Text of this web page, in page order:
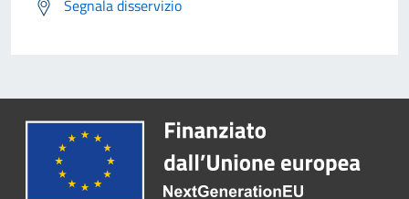
Segnala disservizio